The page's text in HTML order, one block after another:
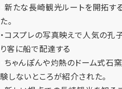
新たな長崎観光ルートを開拓す
た。
・コスプレの写真映えで人気の孔
り客に船で配達する
ちゃんぽんや灼熱のドーム式石
験しないところが紹介された。